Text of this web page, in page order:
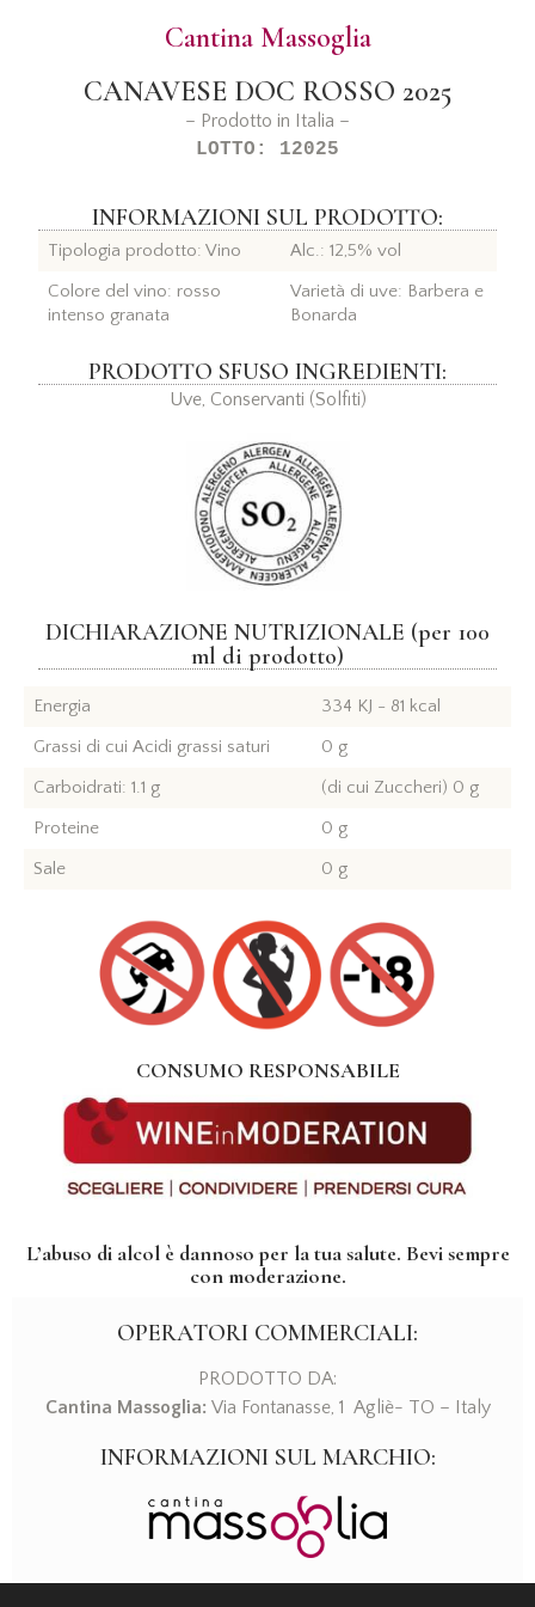
Cantina Massoglia
CANAVESE DOC ROSSO 2025
– Prodotto in Italia –
LOTTO: 12025
INFORMAZIONI SUL PRODOTTO:
Tipologia prodotto: Vino
Alc.: 12,5% vol
Colore del vino: rosso
intenso granata
Varietà di uve: Barbera e
Bonarda
PRODOTTO SFUSO INGREDIENTI:
Uve, Conservanti (Solfiti)
DICHIARAZIONE NUTRIZIONALE (per 100
ml di prodotto)
Energia
334 KJ - 81 kcal
Grassi di cui Acidi grassi saturi
0 g
Carboidrati: 1.1 g
(di cui Zuccheri) 0 g
Proteine
0 g
Sale
0 g
CONSUMO RESPONSABILE
L’abuso di alcol è dannoso per la tua salute. Bevi sempre
con moderazione.
OPERATORI COMMERCIALI:
PRODOTTO DA:
Cantina Massoglia: Via Fontanasse, 1 Agliè- TO – Italy
INFORMAZIONI SUL MARCHIO: